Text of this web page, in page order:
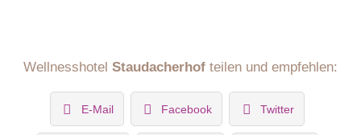
Wellnesshotel Staudacherhof teilen und empfehlen:
E-Mail Facebook Twitter